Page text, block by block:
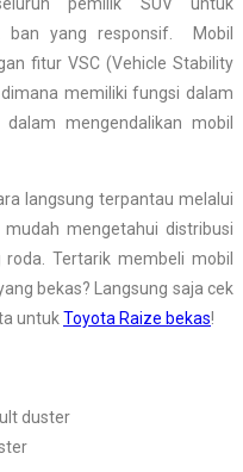
pemilik SUV untuk
ban yang responsif. Mobil
fitur VSC (Vehicle Stability
memiliki fungsi dalam
mengendalikan mobil
langsung terpantau melalui
mengetahui distribusi
Tertarik membeli mobil
bekas? Langsung saja cek
untukToyota Raize bekas!